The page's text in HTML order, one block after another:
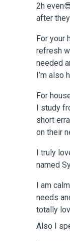
2h
after
For your
refresh
needed
I’m also
For
I study
short
on their
I truly
named
I am
needs
totally
Also I